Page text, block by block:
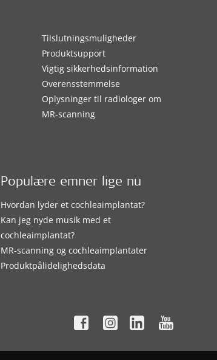
Tilslutningsmuligheder
Produktsupport
Vigtig sikkerhedsinformation
Overensstemmelse
Oplysninger til radiologer om
MR-scanning
Populære emner lige nu
Hvordan lyder et cochleaimplantat?
Kan jeg nyde musik med et
cochleaimplantat?
MR-scanning og cochleaimplantater
Produktpålidelighedsdata